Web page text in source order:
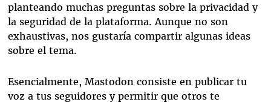
planteando muchas preguntas sobre la privacidad y
la seguridad de la plataforma. Aunque no son
exhaustivas, nos gustaría compartir algunas ideas
sobre el tema.
Esencialmente, Mastodon consiste en publicar tu
voz a tus seguidores y permitir que otros te